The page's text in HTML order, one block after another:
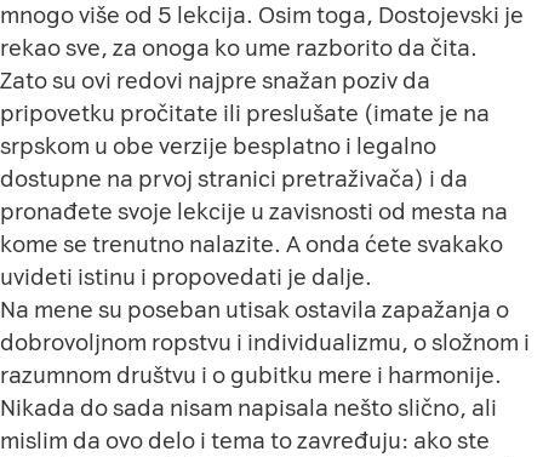
mnogo više od 5 lekcija. Osim toga, Dostojevski je
rekao sve, za onoga ko ume razborito da čita.
Zato su ovi redovi najpre snažan poziv da
pripovetku pročitate ili preslušate (imate je na
srpskom u obe verzije besplatno i legalno
dostupne na prvoj stranici pretraživača) i da
pronađete svoje lekcije u zavisnosti od mesta na
kome se trenutno nalazite. A onda ćete svakako
uvideti istinu i propovedati je dalje.
Na mene su poseban utisak ostavila zapažanja o
dobrovoljnom ropstvu i individualizmu, o složnom i
razumnom društvu i o gubitku mere i harmonije.
Nikada do sada nisam napisala nešto slično, ali
mislim da ovo delo i tema to zavređuju: ako ste